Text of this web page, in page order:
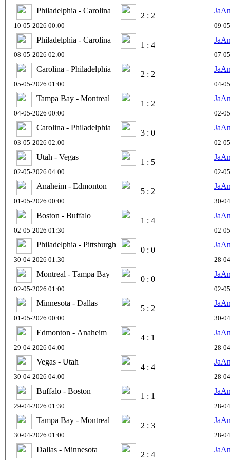
Philadelphia - Carolina
2 : 2
10-05-2026 00:00 09-
Philadelphia - Carolina
1 : 4
08-05-2026 02:00 07-
Carolina - Philadelphia
2 : 2
05-05-2026 01:00 04-
Tampa Bay - Montreal
1 : 2
04-05-2026 00:00 02-
Carolina - Philadelphia
3 : 0
03-05-2026 02:00 02-
Utah - Vegas
1 : 5
02-05-2026 04:00 02-
Anaheim - Edmonton
5 : 2
01-05-2026 00:00 30-
Boston - Buffalo
1 : 4
02-05-2026 01:30 02-
Philadelphia - Pittsburgh
0 : 0
30-04-2026 01:30 28-
Montreal - Tampa Bay
0 : 0
02-05-2026 01:00 02-
Minnesota - Dallas
5 : 2
01-05-2026 00:00 30-
Edmonton - Anaheim
4 : 1
29-04-2026 04:00 28-
Vegas - Utah
4 : 4
30-04-2026 04:00 28-
Buffalo - Boston
1 : 1
29-04-2026 01:30 28-
Tampa Bay - Montreal
2 : 3
30-04-2026 01:00 28-
Dallas - Minnesota
2 : 4